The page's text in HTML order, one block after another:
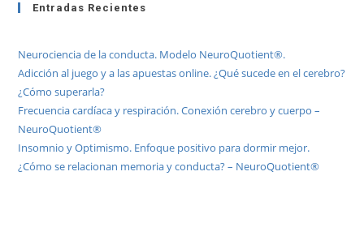
Entradas Recientes
Neurociencia de la conducta. Modelo NeuroQuotient®.
Adicción al juego y a las apuestas online. ¿Qué sucede en el cerebro?
¿Cómo superarla?
Frecuencia cardíaca y respiración. Conexión cerebro y cuerpo –
NeuroQuotient®
Insomnio y Optimismo. Enfoque positivo para dormir mejor.
¿Cómo se relacionan memoria y conducta? – NeuroQuotient®